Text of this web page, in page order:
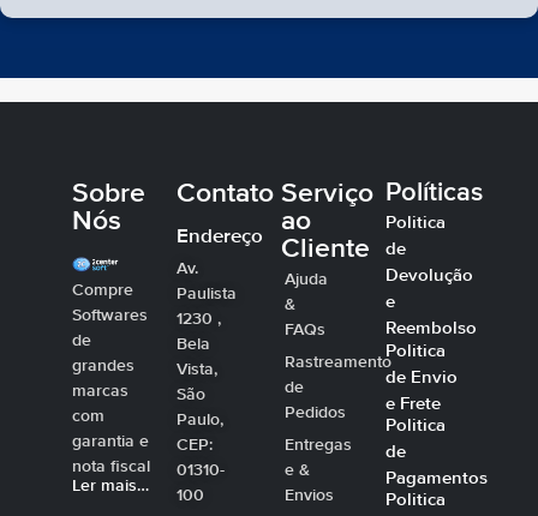
Sobre
Nós
Compre
Softwares
de
grandes
marcas
com
garantia e
nota fiscal
Ler mais…
Contato
Endereço
Av.
Paulista
1230 ,
Bela
Vista,
São
Paulo,
CEP:
01310-
100
Serviço
ao
Cliente
Ajuda
&
FAQs
Rastreamento
de
Pedidos
Entregas
e &
Envios
Políticas
Politica
de
Devolução
e
Reembolso
Politica
de Envio
e Frete
Politica
de
Pagamentos
Politica